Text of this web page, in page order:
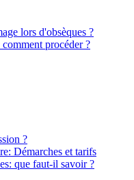
lors d'obsèques ?
procéder ?
?
Démarches et tarifs
que faut-il savoir ?